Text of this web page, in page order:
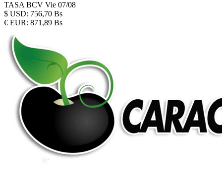
TASA BCV Vie 07/08
$ USD: 756,70 Bs
€ EUR: 871,89 Bs